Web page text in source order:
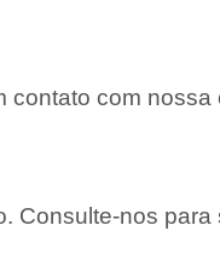
com
Consulte-nos para